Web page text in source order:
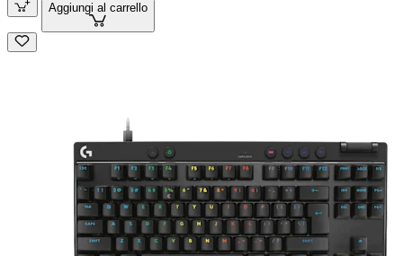
Aggiungi al carrello